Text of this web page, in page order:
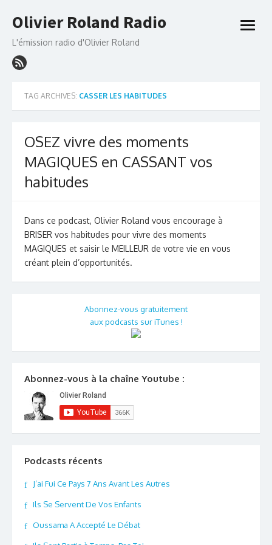
to
Olivier Roland Radio
L'émission radio d'Olivier Roland
open
TAG ARCHIVES: CASSER LES HABITUDES
OSEZ vivre des moments
MAGIQUES en CASSANT vos
habitudes
Dans ce podcast, Olivier Roland vous encourage à
BRISER vos habitudes pour vivre des moments
MAGIQUES et saisir le MEILLEUR de votre vie en vous
créant plein d’opportunités.
Abonnez-vous gratuitement
aux podcasts sur iTunes !
Abonnez-vous à la chaîne Youtube :
Podcasts récents
J’ai Fui Ce Pays 7 Ans Avant Les Autres
Ils Se Servent De Vos Enfants
Oussama A Accepté Le Débat